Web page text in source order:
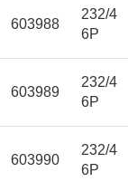
603988
232/4
6P
603989
232/4
6P
603990
232/4
6P